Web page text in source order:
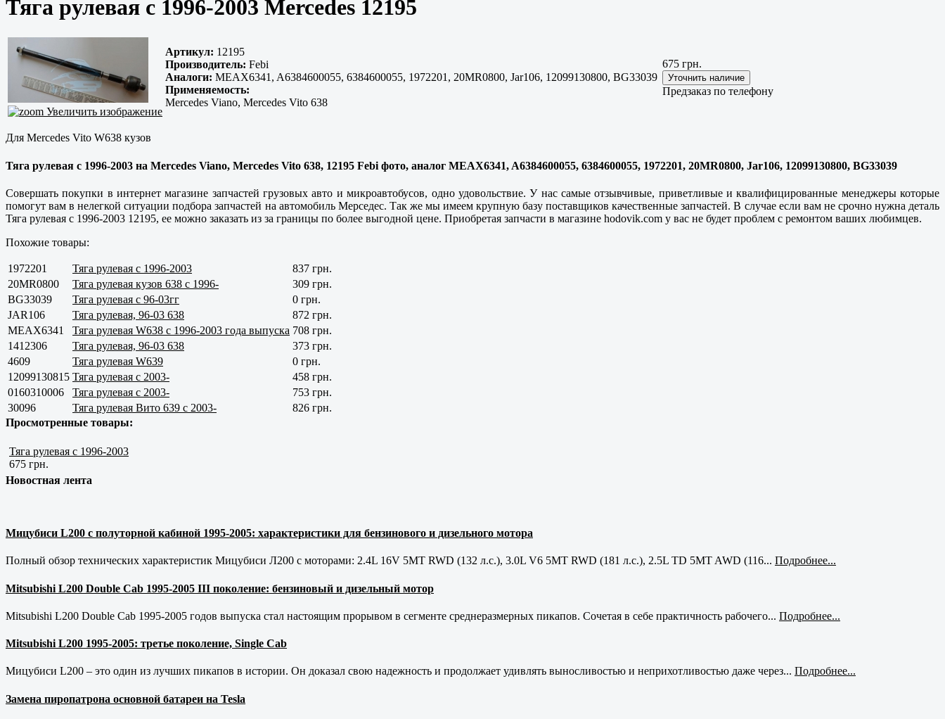
Тяга рулевая с 1996-2003 Mercedes 12195
Увеличить изображение
Артикул: 12195
Производитель: Febi
Аналоги: MEAX6341, A6384600055, 6384600055, 1972201, 20MR0800, Jar106, 12099130800, BG33039
Применяемость:
Mercedes Viano, Mercedes Vito 638
675 грн.
Предзаказ по телефону
Для Mercedes Vito W638 кузов
Тяга рулевая с 1996-2003 на Mercedes Viano, Mercedes Vito 638, 12195 Febi фото, аналог MEAX6341, A6384600055, 6384600055, 1972201, 20MR0800, Jar106, 12099130800, BG33039
Совершать покупки в интернет магазине запчастей грузовых авто и микроавтобусов, одно удовольствие. У нас самые отзывчивые, приветливые и квалифицированные менеджеры которые
помогут вам в нелегкой ситуации подбора запчастей на автомобиль Мерседес. Так же мы имеем крупную базу поставщиковкачественные запчастей. В случае если вам не срочно нужна деталь
Тяга рулевая с 1996-2003 12195, ее можно заказать из за границы по более выгодной цене. Приобретая запчасти в магазине hodovik.com у вас не будет проблем с ремонтом ваших любимцев.
Похожие товары:
1972201 Тяга рулевая с 1996-2003
837 грн.
20MR0800
Тяга рулевая кузов 638 с 1996-
309 грн.
BG33039
Тяга рулевая с 96-03гг
0 грн.
JAR106
Тяга рулевая, 96-03 638
872 грн.
MEAX6341
Тяга рулевая W638 c 1996-2003 года выпуска 708 грн.
1412306
Тяга рулевая, 96-03 638
373 грн.
4609
Тяга рулевая W639
0 грн.
12099130815 Тяга рулевая с 2003-
458 грн.
0160310006
Тяга рулевая с 2003-
753 грн.
30096
Тяга рулевая Вито 639 с 2003-
826 грн.
Просмотренные товары:
Тяга рулевая с 1996-2003
675 грн.
Новостная лента
Мицубиси L200 с полуторной кабиной 1995-2005: характеристики для бензинового и дизельного мотора
Полный обзор технических характеристик Мицубиси Л200 с моторами: 2.4L 16V 5MT RWD (132 л.с.), 3.0L V6 5MT RWD (181 л.с.), 2.5L TD 5MT AWD (116... Подробнее...
Mitsubishi L200 Double Cab 1995-2005 III поколение: бензиновый и дизельный мотор
Mitsubishi L200 Double Cab 1995-2005 годов выпуска стал настоящим прорывом в сегменте среднеразмерных пикапов. Сочетая в себе практичность рабочего... Подробнее...
Mitsubishi L200 1995-2005: третье поколение, Single Cab
Мицубиси L200 – это один из лучших пикапов в истории. Он доказал свою надежность и продолжает удивлять выносливостью и неприхотливостью даже через... Подробнее...
Замена пиропатрона основной батареи на Tesla